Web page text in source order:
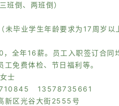
班倒、两班倒）
毕业学生年龄要求为17周岁以
全年16薪。员工入职签订合同
工免费体检、节日福利等。
士
13578735661
新区光谷大街2555号